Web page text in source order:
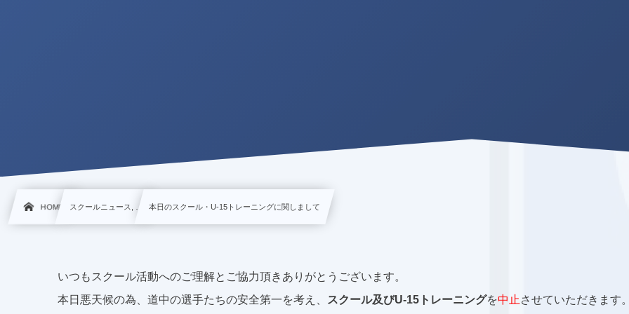
HOME スクールニュース, … 本日のスクール・U-15トレーニングに関しまして
いつもスクール活動へのご理解とご協力頂きありがとうございます。
本日悪天候の為、道中の選手たちの安全第一を考え、
スクール及びU-15トレーニングを中止 させていただきます